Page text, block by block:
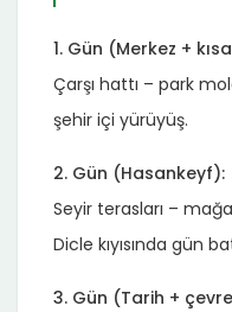
1. Gün (Merkez +
Çarşı hattı – park
şehir içi yürüyüş.
2. Gün (Hasankeyf):
Seyir terasları –
Dicle kıyısında gün
3. Gün (Tarih +